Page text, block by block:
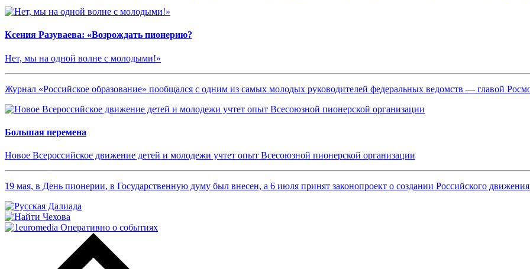
Ксения Разуваева: «Возрождать пионерию?
Нет, мы на одной волне с молодыми!»
Журнал «Российское образование» пообщался с одним из самых молодых руководителей федеральных ведомств — главой
Большая перемена
Новое Всероссийское движение детей и молодежи учтет опыт Всесоюзной пионерской организации
19 мая, в День пионерии, в Государственную думу был внесен, а 6 июля принят законопроект о создании Российского